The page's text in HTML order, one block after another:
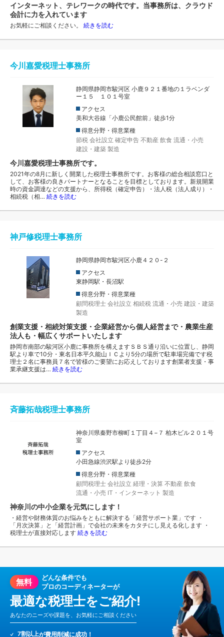
インターネット、テレワークの時代です。当事務所は、クラウド
会計に力を入れています
お気軽にご相談ください。 続きを読む
今川嘉愛税理士事務所
静岡県静岡市駿河区 小鹿９２１番地の１ラベンダ
ー１５ １０１号室
アクセス
美和大谷線「小鹿公民館前」徒歩1分
得意分野・得意業種
節税 会社設立 確定申告 不動産 飲食 流通・小売
建設・建築 製造
今川嘉愛税理士事務所です。
2021年の8月に新しく開業した税理士事務所です。お客様の総合相談窓口と
して、お客様の良きパートナーとなることを目標としております。新規開業
時の資金調達などの支援から、所得税（確定申告）・法人税（法人成り）・
相続税（相… 続きを読む
神戸修税理士事務所
静岡県静岡市駿河区小鹿４２０-２
アクセス
東静岡駅・長沼駅
得意分野・得意業種
顧問税理士 会社設立 相続税 流通・小売 建設・建築
製造
創業支援・相続対策支援・企業経営から個人経営まで・農業生産
法人も・幅広くサポートいたします
静岡市南部の駿河区小鹿に事務所を構えますＳＢＳ通り沿いに位置し、静岡
駅より車で10分・東名日本平久能山ＩＣより5分の場所で駐車場完備です税
理士２名に事務員７名で皆様のご要望にお応えしております創業者支援・事
業承継支援は… 続きを読む
斉藤拓哉税理士事務所
神奈川県秦野市柳町１丁目４−７ 柏木ビル２０１号
室
アクセス
小田急線渋沢駅より徒歩2分
得意分野・得意業種
顧問税理士 会社設立 経理・決算 不動産 飲食
流通・小売 IT・インターネット 製造
神奈川の中小企業を元気にします！
・経営や財務体質のお悩みをともに解決する「経営サポート業」です ・
「月次決算」と「経営計画」で会社の未来をカタチにし見える化します ・
税理士が直接対応します 続きを読む
無料
どんな条件でも
プロのコーディネーターが
最適な税理士をご紹介!
あなたのニーズや課題を、お気軽にご相談ください
7割以上が費用削減に成功！